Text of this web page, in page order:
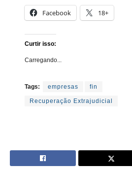
Facebook 18+
Curtir isso:
Carregando...
Tags: empresas fin
Recuperação Extrajudicial